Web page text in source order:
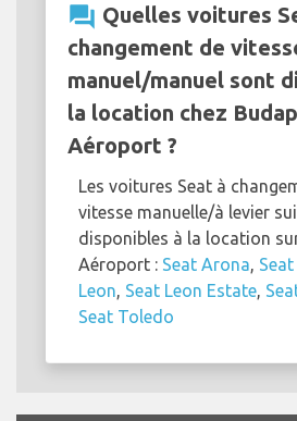
question_answer Quelles voitures
changement de
manuel/manuel sont
la location chez
Aéroport ?
Les voitures Seat à
vitesse manuelle/à levier
disponibles à la location
Aéroport : Seat Arona,
Leon, Seat Leon Estate,
Seat Toledo